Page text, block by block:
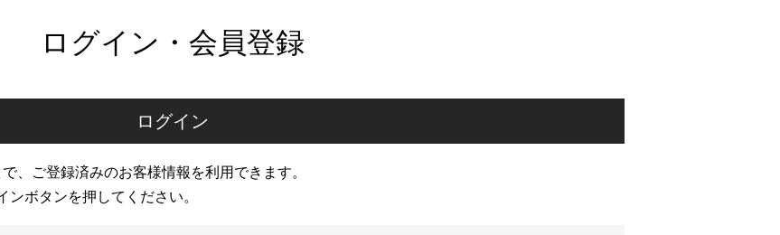
ログイン・会員登録
ログイン
、ご登録済みのお客様情報を利用できます。
ボタンを押してください。